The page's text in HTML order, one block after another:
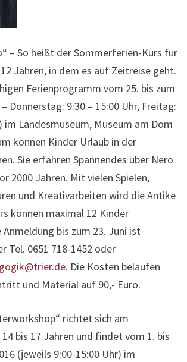
– So heißt der Sommerferien-Kurs für
Jahren, in dem es auf Zeitreise geht.
Ferienprogramm vom 25. bis zum
Donnerstag: 9:30 – 15:00 Uhr, Freitag:
im Landesmuseum, Museum am Dom
können Kinder Urlaub in der
Sie erfahren Spannendes über Nero
2000 Jahren. Mit vielen Spielen,
und Kreativarbeiten wird die Antike
können maximal 12 Kinder
bis zum 23. Juni ist
Tel. 0651 718-1452 oder
. Die Kosten belaufen
und Material auf 90,- Euro.
richtet sich am
bis 17 Jahren und findet vom 1. bis
(jeweils 9:00-15:00 Uhr) im